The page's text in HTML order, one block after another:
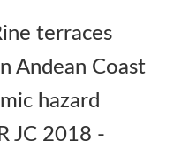
terraces
Andean Coast
hazard
JC 2018 -